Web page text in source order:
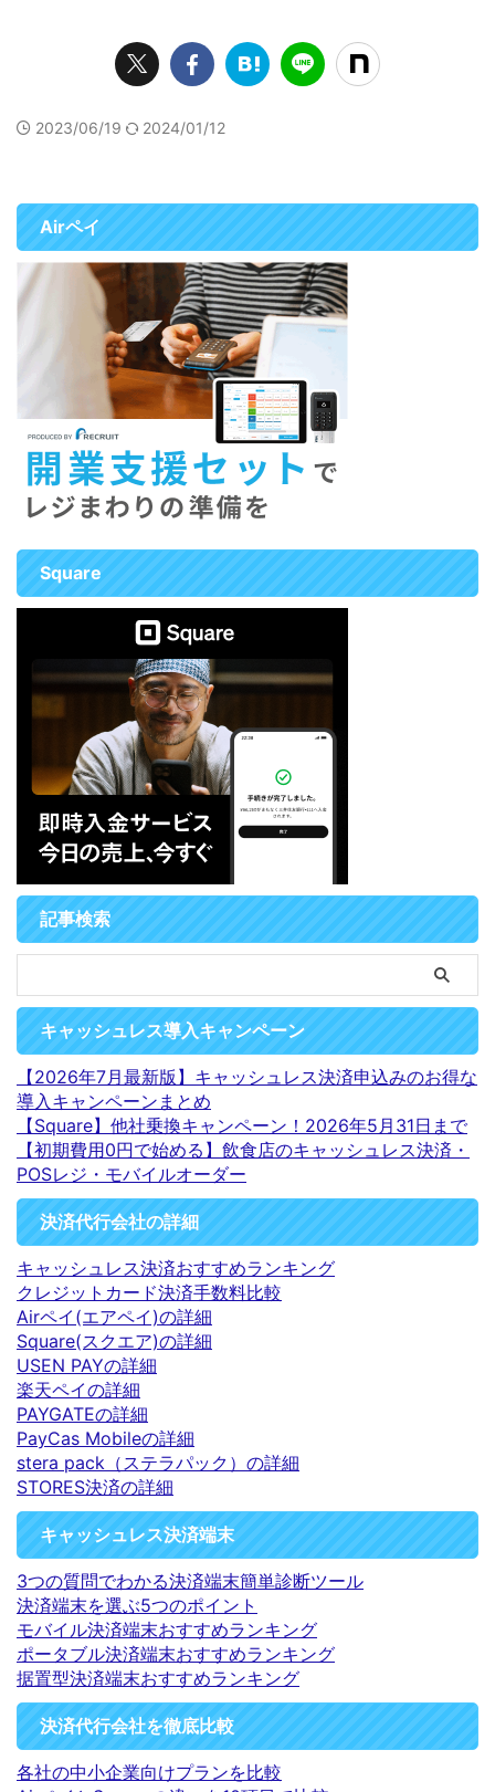
2023/06/19 2024/01/12
Airペイ
Square
記事検索
キャッシュレス導入キャンペーン
【2026年7月最新版】キャッシュレス決済申込みのお得な
導入キャンペーンまとめ
【Square】他社乗換キャンペーン！2026年5月31日まで
【初期費用0円で始める】飲食店のキャッシュレス決済・
POSレジ・モバイルオーダー
決済代行会社の詳細
キャッシュレス決済おすすめランキング
クレジットカード決済手数料比較
Airペイ(エアペイ)の詳細
Square(スクエア)の詳細
USEN PAYの詳細
楽天ペイの詳細
PAYGATEの詳細
PayCas Mobileの詳細
stera pack（ステラパック）の詳細
STORES決済の詳細
キャッシュレス決済端末
3つの質問でわかる決済端末簡単診断ツール
決済端末を選ぶ5つのポイント
モバイル決済端末おすすめランキング
ポータブル決済端末おすすめランキング
据置型決済端末おすすめランキング
決済代行会社を徹底比較
各社の中小企業向けプランを比較